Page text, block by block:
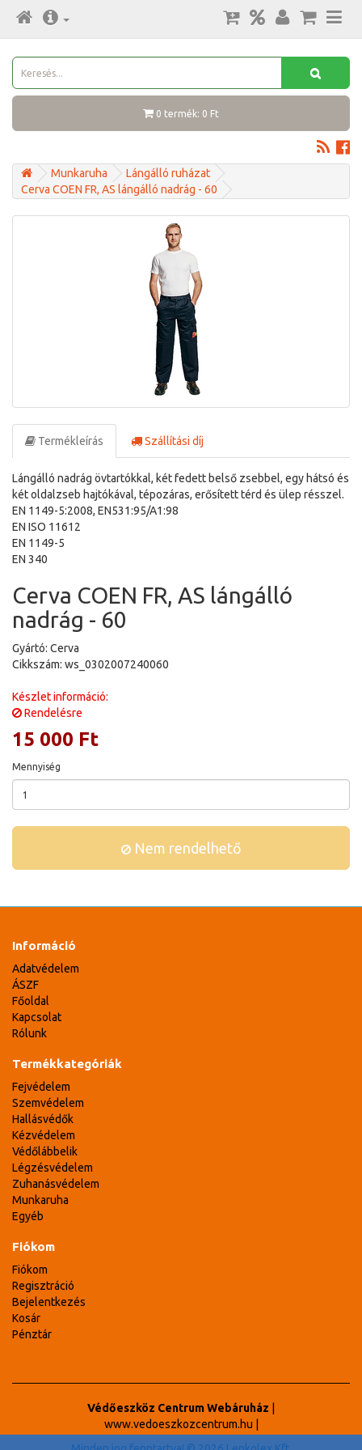
0 termék: 0 Ft
Munkaruha
Lángálló ruházat
Cerva COEN FR, AS lángálló nadrág - 60
Termékleírás Szállítási díj
Lángálló nadrág övtartókkal, két fedett belső zsebbel, egy hátsó és
két oldalzseb hajtókával, tépozáras, erősített térd és ülep résszel.
EN 1149-5:2008, EN531:95/A1:98
EN ISO 11612
EN 1149-5
EN 340
Cerva COEN FR, AS lángálló
nadrág - 60
Gyártó: Cerva
Cikkszám: ws_0302007240060
Készlet információ:
Rendelésre
15 000 Ft
Mennyiség
Nem rendelhető
Információ
Adatvédelem
ÁSZF
Főoldal
Kapcsolat
Rólunk
Termékkategóriák
Fejvédelem
Szemvédelem
Hallásvédők
Kézvédelem
Védőlábbelik
Légzésvédelem
Zuhanásvédelem
Munkaruha
Egyéb
Fiókom
Fiókom
Regisztráció
Bejelentkezés
Kosár
Pénztár
Védőeszköz Centrum Webáruház
www.vedoeszkozcentrum.hu